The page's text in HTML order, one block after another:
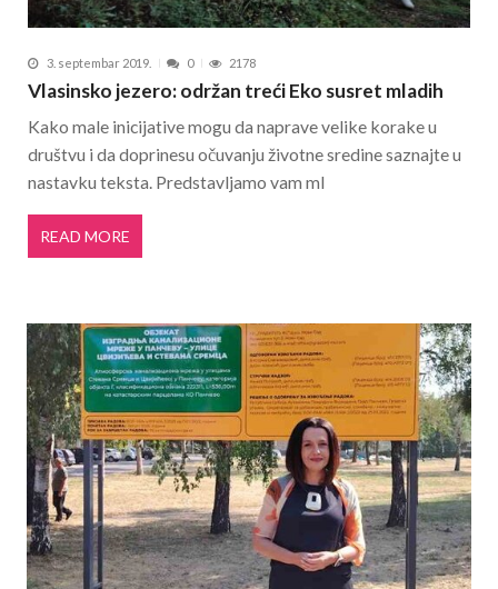
3. septembar 2019. 0 2178
Vlasinsko jezero: održan treći Eko susret mladih
Kako male inicijative mogu da naprave velike korake u
društvu i da doprinesu očuvanju životne sredine saznajte u
nastavku teksta. Predstavljamo vam ml
READ MORE